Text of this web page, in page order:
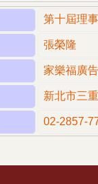
第十屆理
張榮隆
家樂福廣
新北市三
02-2857-